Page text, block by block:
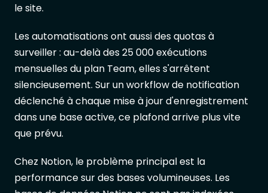
le site.
Les automatisations ont aussi des quotas à
surveiller : au-delà des 25 000 exécutions
mensuelles du plan Team, elles s'arrêtent
silencieusement. Sur un workflow de notification
déclenché à chaque mise à jour d'enregistrement
dans une base active, ce plafond arrive plus vite
que prévu.
Chez Notion, le problème principal est la
performance sur des bases volumineuses. Les